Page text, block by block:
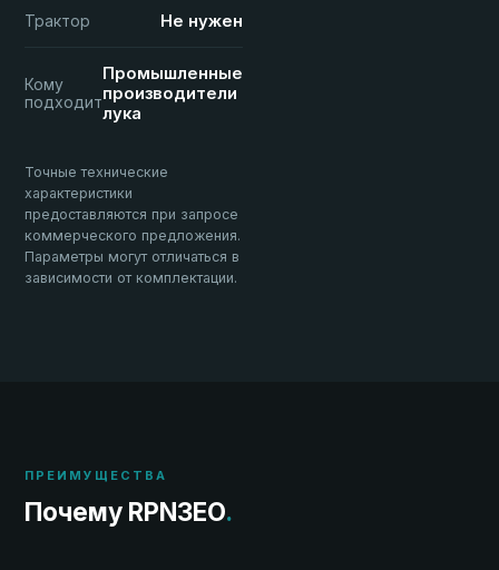
Трактор Не нужен
Кому
подходит
Промышленные
производители
лука
Точные технические
характеристики
предоставляются при запросе
коммерческого предложения.
Параметры могут отличаться в
зависимости от комплектации.
ПРЕИМУЩЕСТВА
Почему RPN3EO.